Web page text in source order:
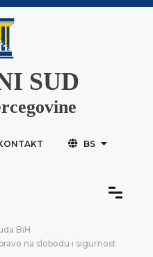
SUD
BS
BiH
na slobodu i sigurnost